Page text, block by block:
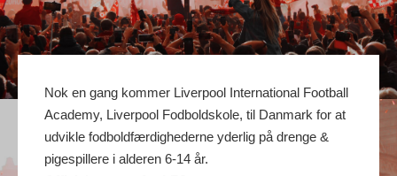
Nok en gang kommer Liverpool International Football
Academy, Liverpool Fodboldskole, til Danmark for at
udvikle fodboldfærdighederne yderlig på drenge &
pigespillere i alderen 6-14 år.